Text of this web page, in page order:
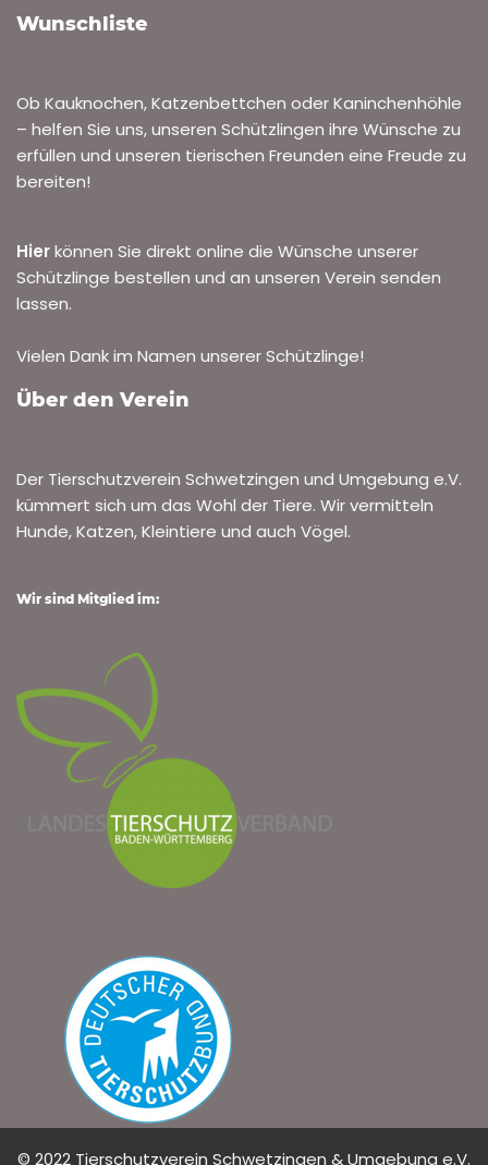
Wunschliste
Ob Kauknochen, Katzenbettchen oder Kaninchenhöhle
– helfen Sie uns, unseren Schützlingen ihre Wünsche zu
erfüllen und unseren tierischen Freunden eine Freude zu
bereiten!
Hierkönnen Sie direkt online die Wünsche unserer
Schützlinge bestellen und an unseren Verein senden
lassen.
Vielen Dank im Namen unserer Schützlinge!
Über den Verein
Der Tierschutzverein Schwetzingen und Umgebung e.V.
kümmert sich um das Wohl der Tiere. Wir vermitteln
Hunde, Katzen, Kleintiere und auch Vögel.
Wir sind Mitglied im:
© 2022 Tierschutzverein Schwetzingen & Umgebung e.V.